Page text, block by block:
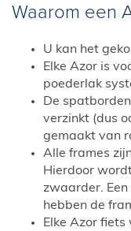
Waarom een
U kan het
Elke Azor is
poederlak
De
verzinkt (dus
gemaakt van
Alle frames
Hierdoor
zwaarder.
hebben de
Elke Azor